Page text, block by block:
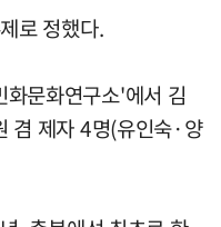
로 정했다.
문화연구소'에서 김
겸 제자 4명(유인숙·양